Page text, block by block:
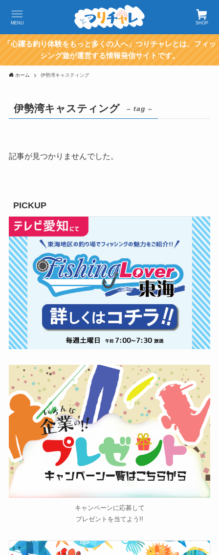
SHOP
MENU
「心躍る釣り体験をもっと多くの人へ」つりチャレとは、フィッ
シング遊が運営する情報発信サイトです。
ホーム 伊勢湾キャスティング
伊勢湾キャスティング – tag –
記事が見つかりませんでした。
PICKUP
キャンペーンに応募して
プレゼントを当てよう!!